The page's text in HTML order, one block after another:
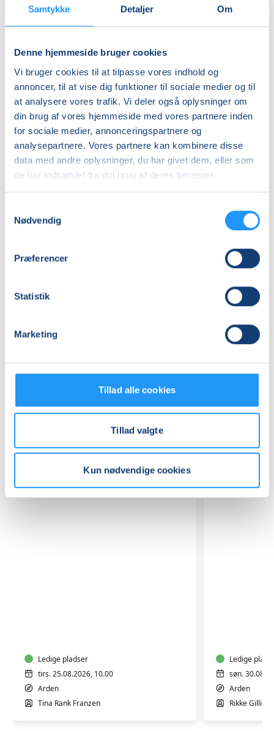
Samtykke Detaljer Om
Denne hjemmeside bruger cookies
Vi bruger cookies til at tilpasse vores indhold og
annoncer, til at vise dig funktioner til sociale medier og til
at analysere vores trafik. Vi deler også oplysninger om
din brug af vores hjemmeside med vores partnere inden
for sociale medier, annonceringspartnere og
analysepartnere. Vores partnere kan kombinere disse
data med andre oplysninger, du har givet dem, eller som
de har indsamlet fra din brug af deres tjenester.
Nødvendig
Præferencer
Statistik
Marketing
Tillad alle cookies
Tillad valgte
Kun nødvendige cookies
Info
Nummer
262107
Første mødegang
onsdag 26.08.2026, kl. 10.00 - 11.00
Sidste mødegang
onsdag 09.12.2026, kl. 10.00 - 11.00
Antal mødegange
Arden Fysioterapi, Vestergade 21, 9510
Se på kort
Relaterede hold
Arden
Ledige pladser
tirs. 25.08.2026, 10.00
Arden
Tina Rank Franzen
med
qigong
Ledige
søn.
Arden
Rikke Gilling